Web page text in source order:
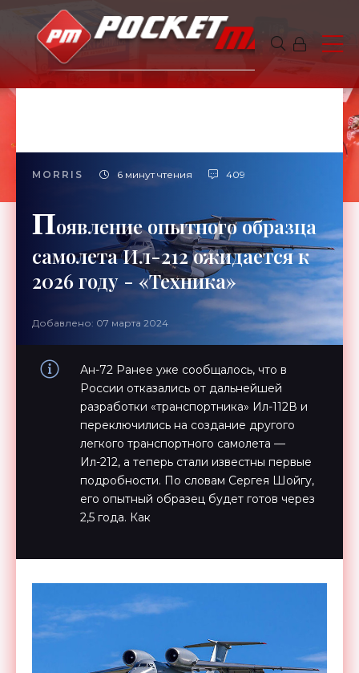
MORRIS 6 минут чтения 409
Появление опытного образца
самолета Ил-212 ожидается к
2026 году - «Техника»
Добавлено: 07 марта 2024
Ан-72 Ранее уже сообщалось, что в
России отказались от дальнейшей
разработки «транспортника» Ил-112В и
переключились на создание другого
легкого транспортного самолета —
Ил-212, а теперь стали известны первые
подробности. По словам Сергея Шойгу,
его опытный образец будет готов через
2,5 года. Как